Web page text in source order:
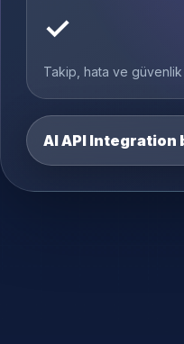
✓
Takip, hata ve güvenlik
AI API Integration